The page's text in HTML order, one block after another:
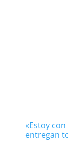
«Estoy
entregan